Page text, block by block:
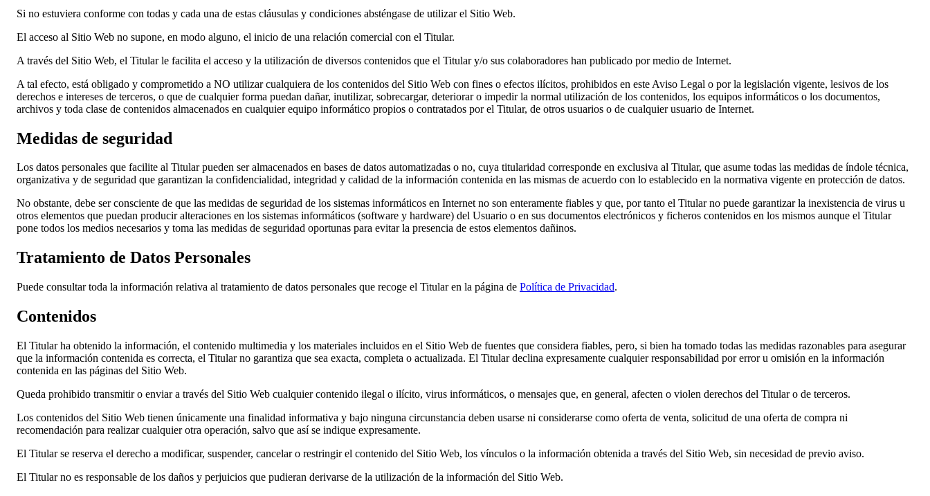
Si no estuviera conforme con todas y cada una de estas cláusulas y condiciones absténgase de utilizar el Sitio Web.
El acceso al Sitio Web no supone, en modo alguno, el inicio de una relación comercial con el Titular.
A través del Sitio Web, el Titular le facilita el acceso y la utilización de diversos contenidos que el Titular y/o sus colaboradores han publicado por medio de Internet.
A tal efecto, está obligado y comprometido a NO utilizar cualquiera de los contenidos del Sitio Web con fines o efectos ilícitos, prohibidos en este Aviso Legal o por la legislación vigente, lesivos de los
derechos e intereses de terceros, o que de cualquier forma puedan dañar, inutilizar, sobrecargar, deteriorar o impedir la normal utilización de los contenidos, los equipos informáticos o los documentos,
archivos y toda clase de contenidos almacenados en cualquier equipo informático propios o contratados por el Titular, de otros usuarios o de cualquier usuario de Internet.
Medidas de seguridad
Los datos personales que facilite al Titular pueden ser almacenados en bases de datos automatizadas o no, cuya titularidad corresponde en exclusiva al Titular, que asume todas las medidas de índole técnica,
organizativa y de seguridad que garantizan la confidencialidad, integridad y calidad de la información contenida en las mismas de acuerdo con lo establecido en la normativa vigente en protección de datos.
No obstante, debe ser consciente de que las medidas de seguridad de los sistemas informáticos en Internet no son enteramente fiables y que, por tanto el Titular no puede garantizar la inexistencia de virus u
otros elementos que puedan producir alteraciones en los sistemas informáticos (software y hardware) del Usuario o en sus documentos electrónicos y ficheros contenidos en los mismos aunque el Titular
pone todos los medios necesarios y toma las medidas de seguridad oportunas para evitar la presencia de estos elementos dañinos.
Tratamiento de Datos Personales
Puede consultar toda la información relativa al tratamiento de datos personales que recoge el Titular en la página de Política de Privacidad.
Contenidos
El Titular ha obtenido la información, el contenido multimedia y los materiales incluidos en el Sitio Web de fuentes que considera fiables, pero, si bien ha tomado todas las medidas razonables para asegurar
que la información contenida es correcta, el Titular no garantiza que sea exacta, completa o actualizada. El Titular declina expresamente cualquier responsabilidad por error u omisión en la información
contenida en las páginas del Sitio Web.
Queda prohibido transmitir o enviar a través del Sitio Web cualquier contenido ilegal o ilícito, virus informáticos, o mensajes que, en general, afecten o violen derechos del Titular o de terceros.
Los contenidos del Sitio Web tienen únicamente una finalidad informativa y bajo ninguna circunstancia deben usarse ni considerarse como oferta de venta, solicitud de una oferta de compra ni
recomendación para realizar cualquier otra operación, salvo que así se indique expresamente.
El Titular se reserva el derecho a modificar, suspender, cancelar o restringir el contenido del Sitio Web, los vínculos o la información obtenida a través del Sitio Web, sin necesidad de previo aviso.
El Titular no es responsable de los daños y perjuicios que pudieran derivarse de la utilización de la información del Sitio Web.